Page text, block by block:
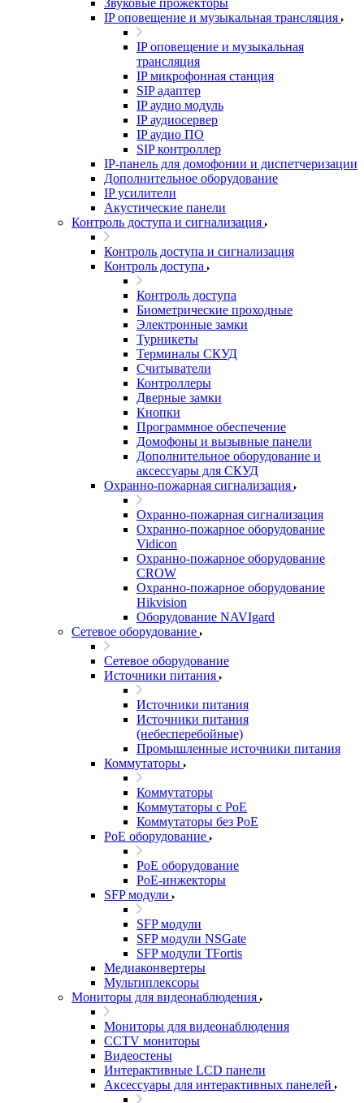
Звуковые прожекторы
IP оповещение и музыкальная трансляция
IP оповещение и музыкальная
трансляция
IP микрофонная станция
SIP адаптер
IP аудио модуль
IP аудиосервер
IP аудио ПО
SIP контроллер
IP-панель для домофонии и диспетчеризации
Дополнительное оборудование
IP усилители
Акустические панели
Контроль доступа и сигнализация
Контроль доступа и сигнализация
Контроль доступа
Контроль доступа
Биометрические проходные
Электронные замки
Турникеты
Терминалы СКУД
Считыватели
Контроллеры
Дверные замки
Кнопки
Программное обеспечение
Домофоны и вызывные панели
Дополнительное оборудование и
аксессуары для СКУД
Охранно-пожарная сигнализация
Охранно-пожарная сигнализация
Охранно-пожарное оборудование
Vidicon
Охранно-пожарное оборудование
CROW
Охранно-пожарное оборудование
Hikvision
Оборудование NAVIgard
Сетевое оборудование
Сетевое оборудование
Источники питания
Источники питания
Источники питания
(небесперебойные)
Промышленные источники питания
Коммутаторы
Коммутаторы
Коммутаторы с PoE
Коммутаторы без PoE
PoE оборудование
PoE оборудование
PoE-инжекторы
SFP модули
SFP модули
SFP модули NSGate
SFP модули TFortis
Медиаконвертеры
Мультиплексоры
Мониторы для видеонаблюдения
Мониторы для видеонаблюдения
CCTV мониторы
Видеостены
Интерактивные LCD панели
Аксессуары для интерактивных панелей